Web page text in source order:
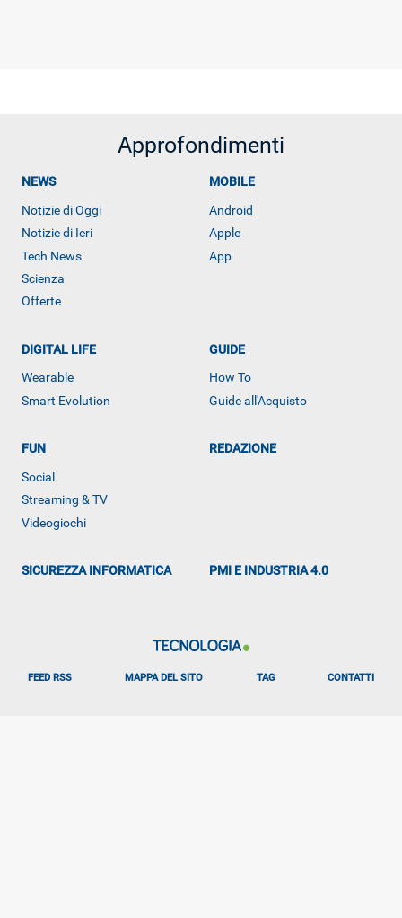
ALTRO
Approfondimenti
NEWS
Notizie di Oggi
Notizie di Ieri
Tech News
Scienza
Offerte
MOBILE
Android
Apple
App
DIGITAL LIFE
Wearable
Smart Evolution
GUIDE
How To
Guide all'Acquisto
FUN
Social
Streaming & TV
Videogiochi
REDAZIONE
SICUREZZA INFORMATICA PMI E INDUSTRIA 4.0
FEED RSS MAPPA DEL SITO TAG CONTATTI